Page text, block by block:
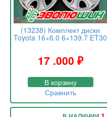
(13238) Комплект диски
Toyota 16×6.0 6×139.7 ET30
17 .000 ₽
В корзину
Сравнить